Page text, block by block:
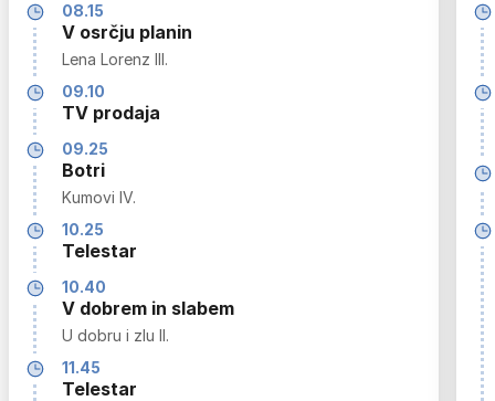
08.15
V osrčju planin
Lena Lorenz III.
09.10
TV prodaja
09.25
Botri
Kumovi IV.
10.25
Telestar
10.40
V dobrem in slabem
U dobru i zlu II.
11.45
Telestar